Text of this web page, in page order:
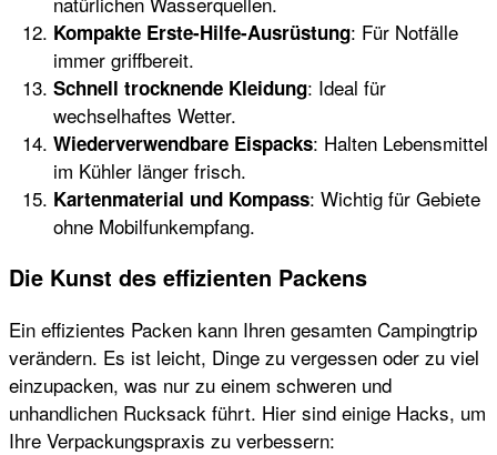
Kompakte Erste-Hilfe-Ausrüstung: Für Notfälle
immer griffbereit.
Schnell trocknende Kleidung: Ideal für
wechselhaftes Wetter.
Wiederverwendbare Eispacks: Halten Lebensmittel
im Kühler länger frisch.
Kartenmaterial und Kompass: Wichtig für Gebiete
ohne Mobilfunkempfang.
Die Kunst des effizienten Packens
Ein effizientes Packen kann Ihren gesamten Campingtrip
verändern. Es ist leicht, Dinge zu vergessen oder zu viel
einzupacken, was nur zu einem schweren und
unhandlichen Rucksack führt. Hier sind einige Hacks, um
Ihre Verpackungspraxis zu verbessern: